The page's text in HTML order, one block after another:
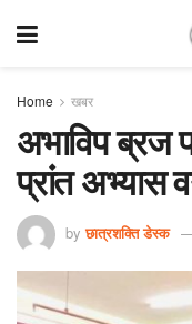
Home खबर
अभाविप ब्रज
प्रांत अभ्यास
by छात्रशक्ति डेस्क